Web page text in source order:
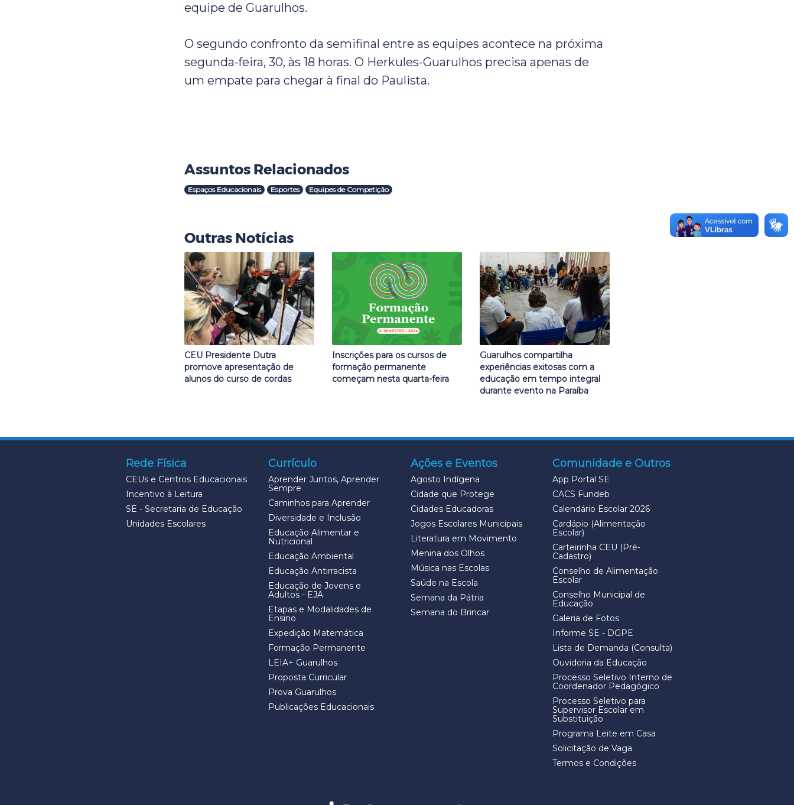
equipe de Guarulhos.
O segundo confronto da semifinal entre as equipes acontece na próxima
segunda-feira, 30, às 18 horas. O Herkules-Guarulhos precisa apenas de
um empate para chegar à final do Paulista.
Assuntos Relacionados
Espaços Educacionais Esportes Equipes de Competição
Outras Notícias
CEU Presidente Dutra
promove apresentação de
alunos do curso de cordas
Inscrições para os cursos de
formação permanente
começam nesta quarta-feira
Guarulhos compartilha
experiências exitosas com a
educação em tempo integral
durante evento na Paraíba
Rede Física
CEUs e Centros Educacionais
Incentivo à Leitura
SE - Secretaria de Educação
Unidades Escolares
Currículo
Aprender Juntos, Aprender
Sempre
Caminhos para Aprender
Diversidade e Inclusão
Educação Alimentar e
Nutricional
Educação Ambiental
Educação Antirracista
Educação de Jovens e
Adultos - EJA
Etapas e Modalidades de
Ensino
Expedição Matemática
Formação Permanente
LEIA+ Guarulhos
Proposta Curricular
Prova Guarulhos
Publicações Educacionais
Ações e Eventos
Agosto Indígena
Cidade que Protege
Cidades Educadoras
Jogos Escolares Municipais
Literatura em Movimento
Menina dos Olhos
Música nas Escolas
Saúde na Escola
Semana da Pátria
Semana do Brincar
Comunidade e Outros
App Portal SE
CACS Fundeb
Calendário Escolar 2026
Cardápio (Alimentação
Escolar)
Carteirinha CEU (Pré-
Cadastro)
Conselho de Alimentação
Escolar
Conselho Municipal de
Educação
Galeria de Fotos
Informe SE - DGPE
Lista de Demanda (Consulta)
Ouvidoria da Educação
Processo Seletivo Interno de
Coordenador Pedagógico
Processo Seletivo para
Supervisor Escolar em
Substituição
Programa Leite em Casa
Solicitação de Vaga
Termos e Condições